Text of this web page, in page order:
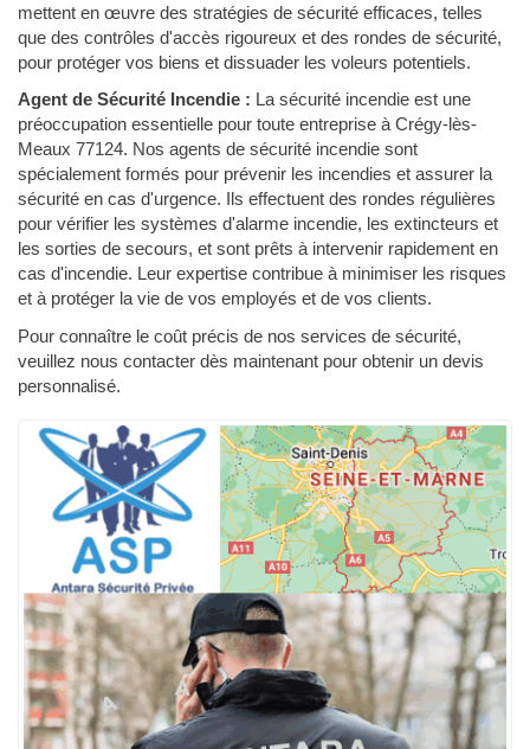
mettent en œuvre des stratégies de sécurité efficaces, telles
que des contrôles d'accès rigoureux et des rondes de sécurité,
pour protéger vos biens et dissuader les voleurs potentiels.
Agent de Sécurité Incendie : La sécurité incendie est une
préoccupation essentielle pour toute entreprise à Crégy-lès-
Meaux 77124. Nos agents de sécurité incendie sont
spécialement formés pour prévenir les incendies et assurer la
sécurité en cas d'urgence. Ils effectuent des rondes régulières
pour vérifier les systèmes d'alarme incendie, les extincteurs et
les sorties de secours, et sont prêts à intervenir rapidement en
cas d'incendie. Leur expertise contribue à minimiser les risques
et à protéger la vie de vos employés et de vos clients.
Pour connaître le coût précis de nos services de sécurité,
veuillez nous contacter dès maintenant pour obtenir un devis
personnalisé.